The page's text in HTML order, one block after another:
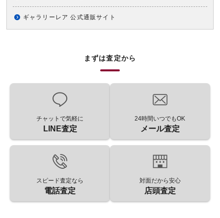
ギャラリーレア 公式通販サイト
まずは査定から
チャットで気軽に
LINE査定
24時間いつでもOK
メール査定
スピード査定なら
電話査定
対面だから安心
店頭査定